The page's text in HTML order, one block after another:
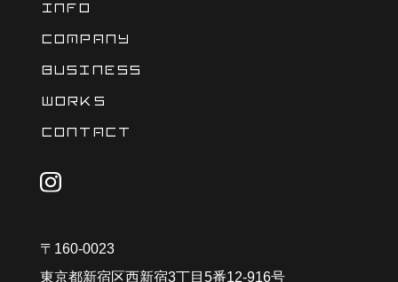
INFO
COMPANY
BUSINESS
WORKS
CONTACT
〒160-0023
東京都新宿区西新宿3丁目5番12-916号